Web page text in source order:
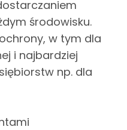
środowisku.
w tym dla
i najbardziej
np. dla